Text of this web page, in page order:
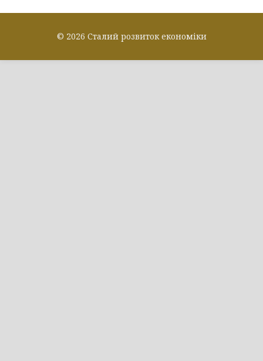
© 2026 Сталий розвиток економіки